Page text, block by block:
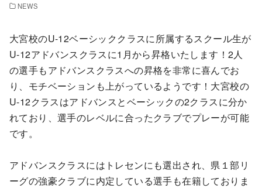
NEWS
大宮校のU-12ベーシッククラスに所属するスクール生が
U-12アドバンスクラスに1月から昇格いたします！2人
の選手もアドバンスクラスへの昇格を非常に喜んでお
り、モチベーションも上がっているようです！大宮校の
U-12クラスはアドバンスとベーシックの2クラスに分か
れており、選手のレベルに合ったクラブでプレーが可能
です。
アドバンスクラスにはトレセンにも選出され、県１部リ
ーグの強豪クラブに内定している選手も在籍しておりま